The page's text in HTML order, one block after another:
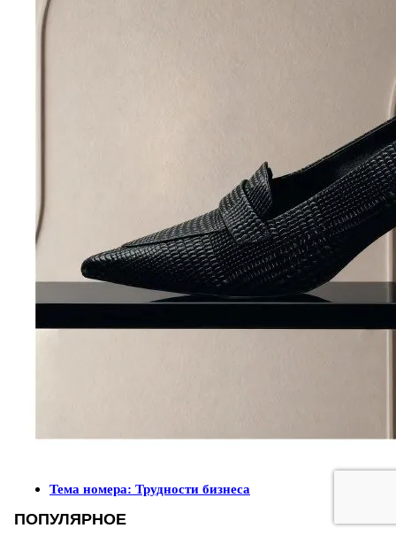
Тема номера: Трудности бизнеса
ПОПУЛЯРНОЕ